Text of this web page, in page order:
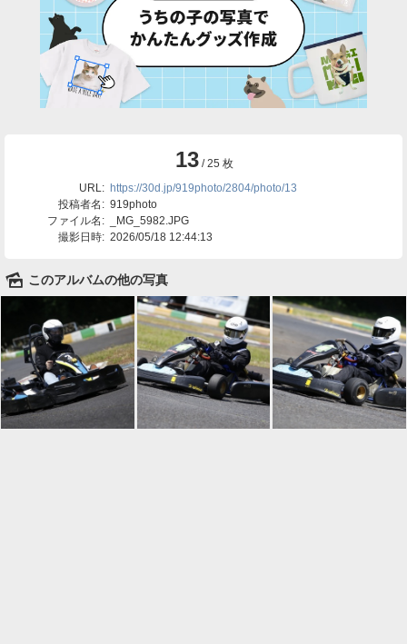
13/ 25 枚
URL: https://30d.jp/919photo/2804/photo/13
投稿者名: 919photo
ファイル名:
_MG_5982.JPG
撮影日時: 2026/05/18 12:44:13
🌄 このアルバムの他の写真